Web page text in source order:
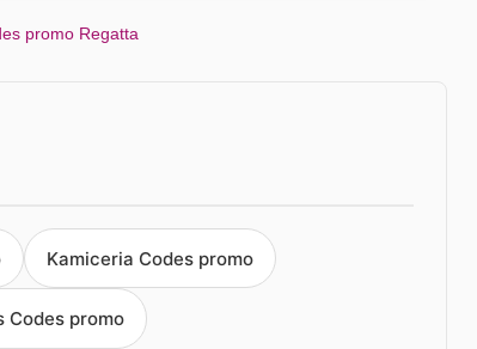
promo Regatta
Kamiceria Codes promo
Codes promo